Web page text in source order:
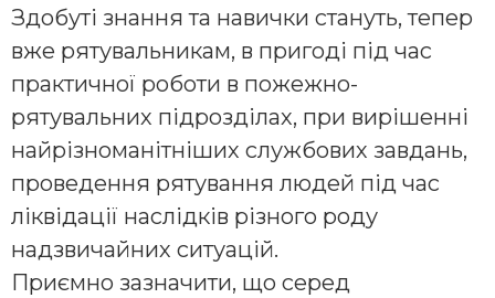
Здобуті знання та навички стануть, тепер
вже рятувальникам, в пригоді під час
практичної роботи в пожежно-
рятувальних підрозділах, при вирішенні
найрізноманітніших службових завдань,
проведення рятування людей під час
ліквідації наслідків різного роду
надзвичайних ситуацій.
Приємно зазначити, що серед